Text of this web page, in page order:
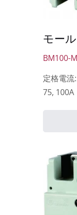
モー
BM100-
定格電流
75, 100A